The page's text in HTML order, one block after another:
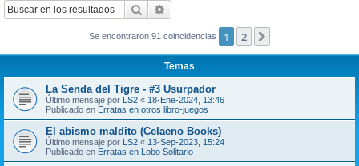
Buscar
Se encontraron 91 coincidencias 1 2
Temas
La Senda del Tigre - #3 Usurpador
Último mensaje por LS2 « 18-Ene-2024, 13:46
Publicado en Erratas en otros libro-juegos
El abismo maldito (Celaeno Books)
Último mensaje por LS2 « 13-Sep-2023, 15:24
Publicado en Erratas en Lobo Solitario